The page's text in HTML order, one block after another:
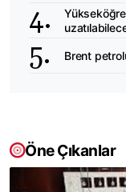
Brent
Öne Çıkanlar